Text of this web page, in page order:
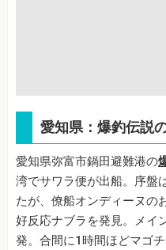
愛知県：爆釣伝説
愛知県弥富市鍋田避難港の
湾でサワラ便が出船。序盤
たが、僚船オンディーヌの
好反応ナブラを発見。メイ
発。合間に1時間ほどマゴ